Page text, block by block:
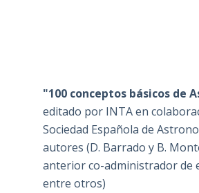
"100 conceptos básicos de
editado por INTA en
Sociedad Española de
autores (D. Barrado y B.
anterior co-administrador de
entre otros)